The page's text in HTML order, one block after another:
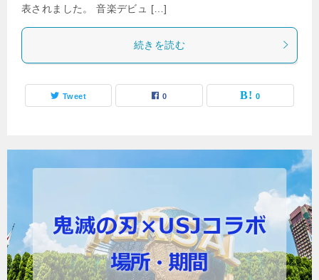
表されました。 音楽デビュ […]
続きを読む
Tweet 0 0